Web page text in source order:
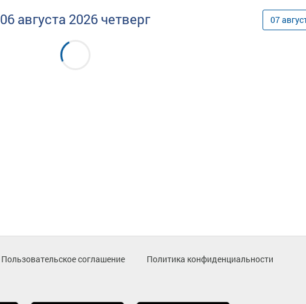
06 августа 2026 четверг 07
Пользовательское соглашение
Политика конфиденциальности